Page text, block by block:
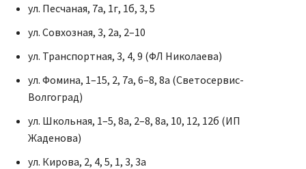
ул. Песчаная, 7а, 1г, 1б, 3, 5
ул. Совхозная, 3, 2а, 2–10
ул. Транспортная, 3, 4, 9 (ФЛ Николаева)
ул. Фомина, 1–15, 2, 7а, 6–8, 8а (Светосервис-
Волгоград)
ул. Школьная, 1–5, 8а, 2–8, 8а, 10, 12, 12б (ИП
Жаденова)
ул. Кирова, 2, 4, 5, 1, 3, 3а